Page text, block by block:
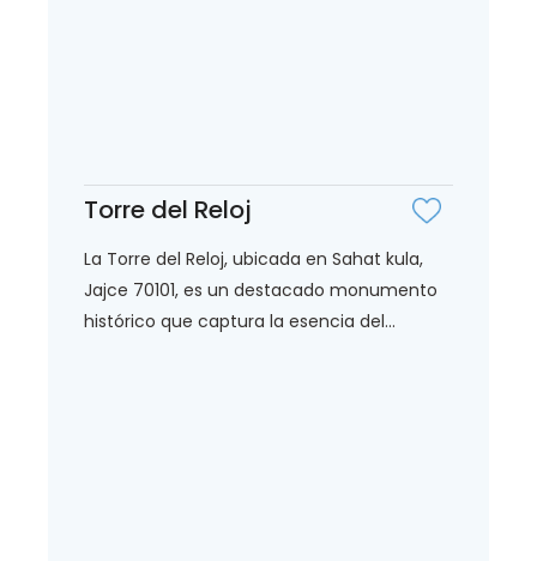
Torre del Reloj
La Torre del Reloj, ubicada en Sahat kula,
Jajce 70101, es un destacado monumento
histórico que captura la esencia del...